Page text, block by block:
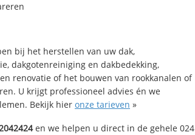
bij het herstellen van uw dak,
dakgotenreiniging en dakbedekking,
renovatie of het bouwen van rookkanalen of
U krijgt professioneel advies én we
Bekijk hier onze tarieven »
en we helpen u direct in de gehele 024